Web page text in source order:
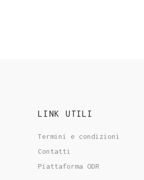
LINK UTILI
Termini e condizioni
Contatti
Piattaforma ODR